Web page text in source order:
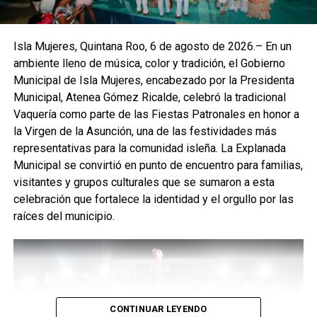
Como parte de estas festividades, también se encuentra
disponible la exhibición de réplicas de Casitas de Madera,
construcciones tradicionales que evocan la arquitectura
típica de la isla y que simbolizan una parte fundamental de
su historia. Estas piezas, elaboradas con detalle, permiten
recordar la vida comunitaria de antaño y refuerzan el valor
del patrimonio cultural que el Gobierno Municipal busca
Con estas actividades, la administración municipal
historia y consoliden el orgullo de pertenecer a Isla
Isla Mujeres, Quintana Roo, 6 de agosto de 2026.– En un
ambiente lleno de música, color y tradición, el Gobierno
Municipal de Isla Mujeres, encabezado por la Presidenta
Municipal, Atenea Gómez Ricalde, celebró la tradicional
Vaquería como parte de las Fiestas Patronales en honor a
la Virgen de la Asunción, una de las festividades más
representativas para la comunidad isleña. La Explanada
Municipal se convirtió en punto de encuentro para familias,
visitantes y grupos culturales que se sumaron a esta
celebración que fortalece la identidad y el orgullo por las
raíces del municipio.
CONTINUAR LEYENDO